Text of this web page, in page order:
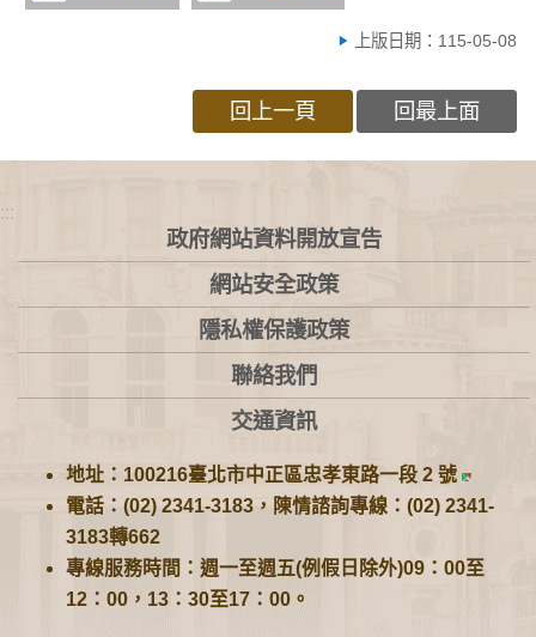
上版日期：115-05-08
回上一頁 回最上面
:::
政府網站資料開放宣告
網站安全政策
隱私權保護政策
聯絡我們
交通資訊
地址：100216臺北市中正區忠孝東路一段 2 號
電話：(02) 2341-3183，陳情諮詢專線：(02) 2341-
3183轉662
專線服務時間：週一至週五(例假日除外)09：00至
12：00，13：30至17：00。